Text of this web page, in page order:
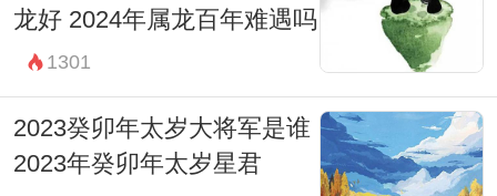
龙好 2024年属龙百年难遇吗
1301
2023癸卯年太岁大将军是谁
2023年癸卯年太岁星君